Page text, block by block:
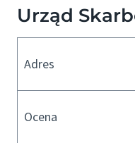
Urząd
Adres
Ocena